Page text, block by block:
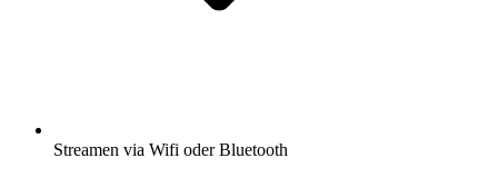
Streamen via Wifi oder Bluetooth